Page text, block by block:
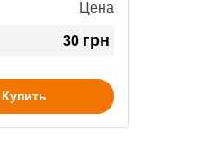
Цена
30 грн
Купить